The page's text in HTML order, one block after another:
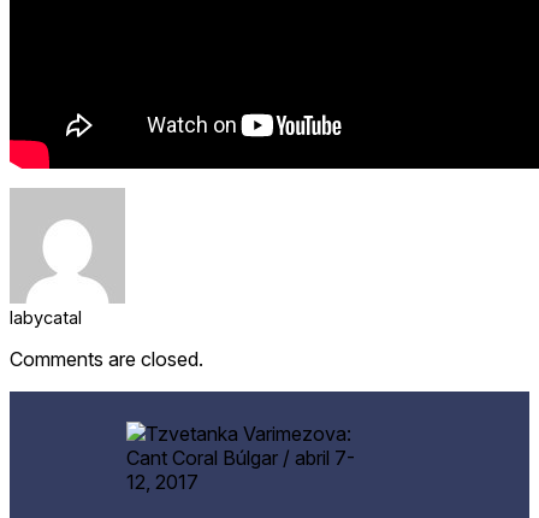
labycatal
Comments are closed.